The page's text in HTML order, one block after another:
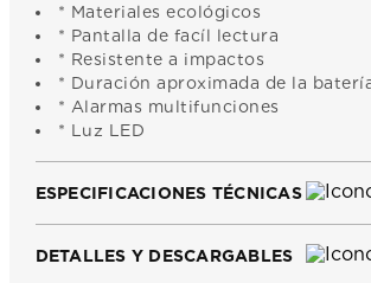
* Materiales ecológicos
* Pantalla de facíl lectura
* Resistente a impactos
* Duración aproximada de la
* Alarmas multifunciones
* Luz LED
ESPECIFICACIONES TÉCNICAS
DETALLES Y DESCARGABLES